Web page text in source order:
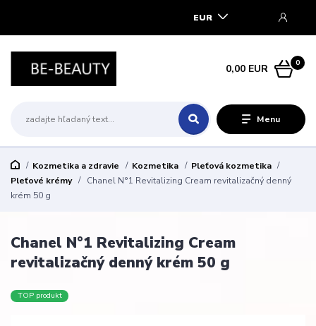
Menu
EUR
0
0,00 EUR
Kozmetika a zdravie Kozmetika
Pleťová kozmetika
Pleťové krémy
Chanel N°1 Revitalizing Cream revitalizačný denný
krém 50 g
Chanel N°1 Revitalizing Cream
revitalizačný denný krém 50 g
TOP produkt